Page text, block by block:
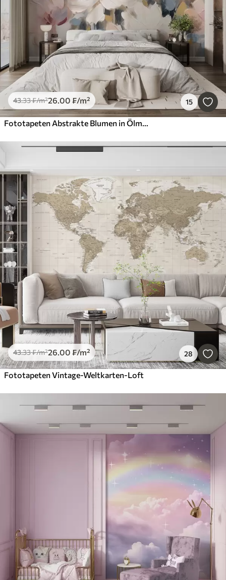
43.33₣/m²26.00 ₣/m² 15
Fototapeten Abstrakte Blumen in Ölmalerei Stil in weichen Tönen
43.33₣/m²26.00 ₣/m² 28
Fototapeten Vintage-Weltkarten-Loft